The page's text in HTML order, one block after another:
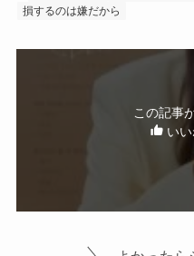
損するのは嫌だから
この記事
い